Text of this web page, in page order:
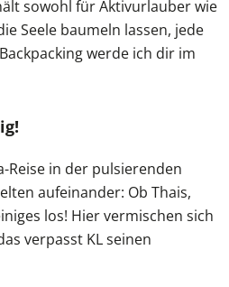
sowohl für Aktivurlauber wie
Seele baumeln lassen, jede
werde ich dir im
Reise in der pulsierenden
aufeinander: Ob Thais,
los! Hier vermischen sich
verpasst KL seinen